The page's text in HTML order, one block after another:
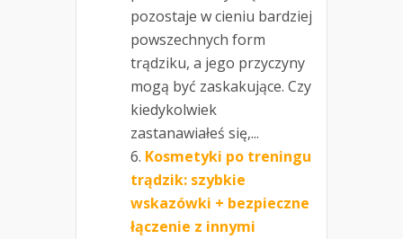
pozostaje w cieniu bardziej
powszechnych form
trądziku, a jego przyczyny
mogą być zaskakujące. Czy
kiedykolwiek
zastanawiałeś się,...
Kosmetyki po treningu
trądzik: szybkie
wskazówki + bezpieczne
łączenie z innymi